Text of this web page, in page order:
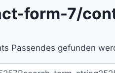
form-7/
Passendes gefunden